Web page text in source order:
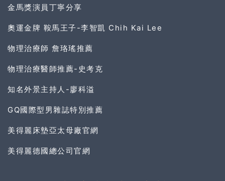
金馬獎演員丁寧分享
奧運金牌 鞍馬王子-李智凱 Chih Kai Lee
物理治療師 詹珞瑤推薦
物理治療醫師推薦-史考克
知名外景主持人-廖科溢
GQ國際型男雜誌特別推薦
美得麗床墊亞太母廠官網
美得麗德國總公司官網